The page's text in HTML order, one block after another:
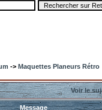
-> Maquettes Planeurs Rétro
Voir le
Message